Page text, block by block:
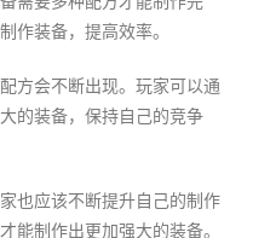
作装备，提高效率。
方会不断出现。玩家可以通
的装备，保持自己的竞争
也应该不断提升自己的制作
能制作出更加强大的装备。